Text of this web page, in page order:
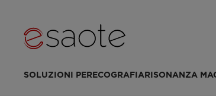
SOLUZIONI PERECOGRAFIARISONANZA